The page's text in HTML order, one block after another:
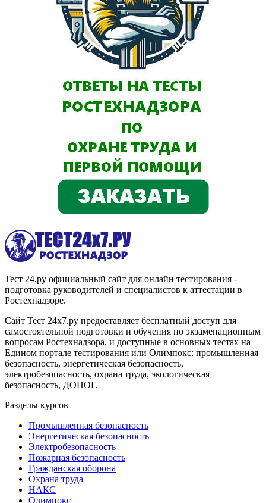
Тест 24.ру официальный сайт для онлайн тестирования -
подготовка руководителей и специалистов к аттестации в
Ростехнадзоре.
Сайт Тест 24х7.ру предоставляет бесплатный доступ для
самостоятельной подготовки и обучения по экзаменационным
вопросам Ростехнадзора, и доступные в основных тестах на
Едином портале тестирования или Олимпокс: промышленная
безопасность, энергетическая безопасность,
электробезопасность, охрана труда, экологическая
безопасность, ДОПОГ.
Разделы курсов
Промышленная безопасность
Энергетическая безопасность
Электробезопасность
Пожарная безопасность
Гражданская оборона
Охрана труда
НАКС
Олимпокс